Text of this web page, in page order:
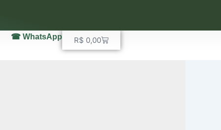
☎ WhatsApp R$ 0,00Carrinho